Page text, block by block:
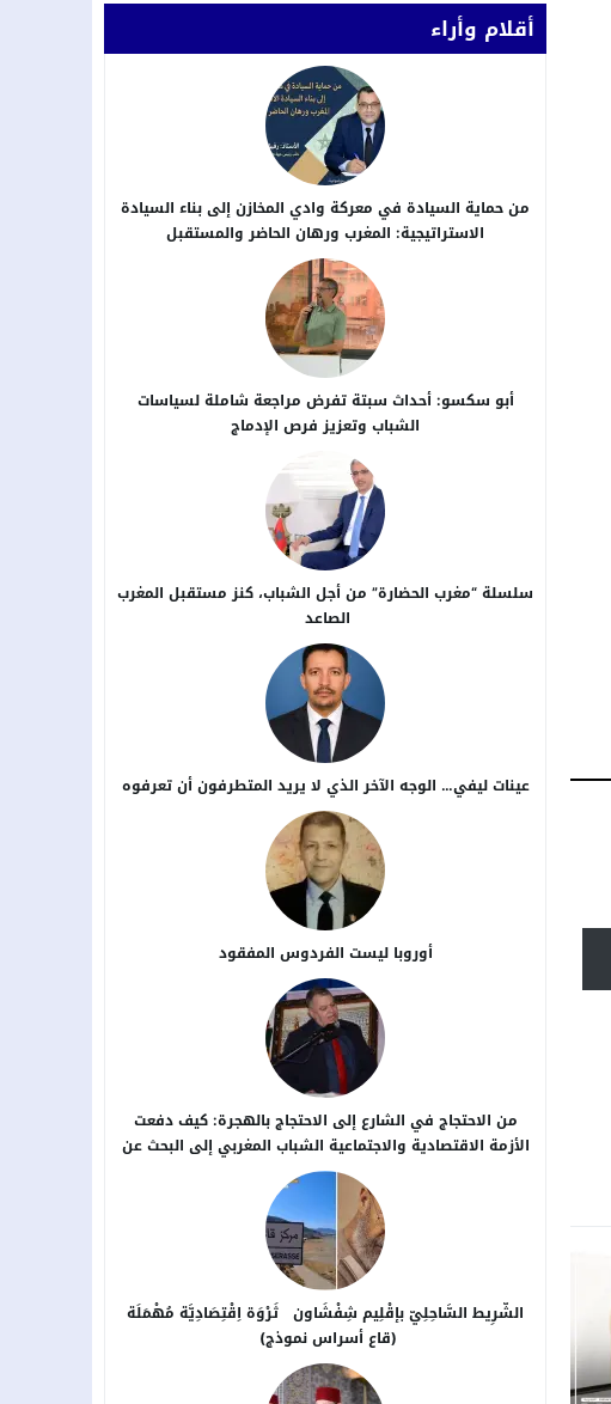
أقلام وأراء
من حماية السيادة في معركة وادي المخازن إلى بناء السيادة
الاستراتيجية: المغرب ورهان الحاضر والمستقبل
أبو سكسو: أحداث سبتة تفرض مراجعة شاملة لسياسات
الشباب وتعزيز فرص الإدماج
سلسلة “مغرب الحضارة” من أجل ​الشباب، كنز مستقبل المغرب
الصاعد
عينات ليفي… الوجه الآخر الذي لا يريد المتطرفون أن تعرفوه
أوروبا ليست الفردوس المفقود
من الاحتجاج في الشارع إلى الاحتجاج بالهجرة: كيف دفعت
الأزمة الاقتصادية والاجتماعية الشباب المغربي إلى البحث عن
بدائل خارج الوطن؟
الشَّرِيط السَّاحِلِيّ بإقْلِيم شِفْشَاون ثَرْوَة اِقْتِصَادِيَّة مُهْمَلَة
(قاع أسراس نموذج)